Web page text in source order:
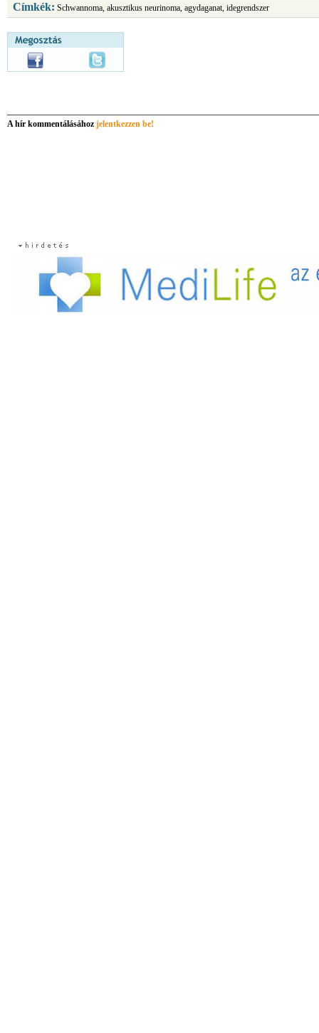
Címkék: Schwannoma, akusztikus neurinoma, agydaganat, idegrendszer
A hír kommentálásához jelentkezzen be!